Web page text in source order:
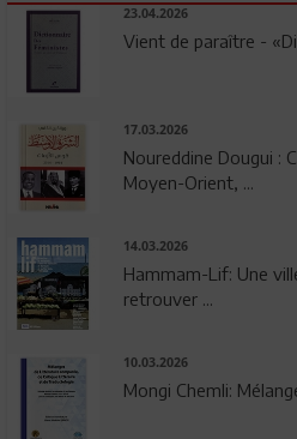
23.04.2026
Vient de paraître -
17.03.2026
Noureddine Dougui :
Moyen-Orient, ...
14.03.2026
Hammam-Lif: Une
retrouver ...
10.03.2026
Mongi Chemli: